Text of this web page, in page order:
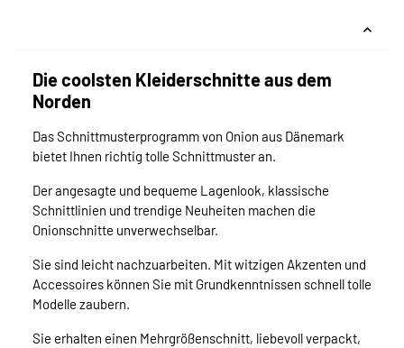
Die coolsten Kleiderschnitte aus dem
Norden
Das Schnittmusterprogramm von Onion aus Dänemark
bietet Ihnen richtig tolle Schnittmuster an.
Der angesagte und bequeme Lagenlook, klassische
Schnittlinien und trendige Neuheiten machen die
Onionschnitte unverwechselbar.
Sie sind leicht nachzuarbeiten. Mit witzigen Akzenten und
Accessoires können Sie mit Grundkenntnissen schnell tolle
Modelle zaubern.
Sie erhalten einen Mehrgrößenschnitt, liebevoll verpackt,